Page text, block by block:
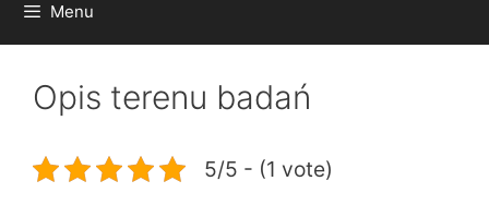
Menu
Opis terenu badań
5/5 - (1 vote)